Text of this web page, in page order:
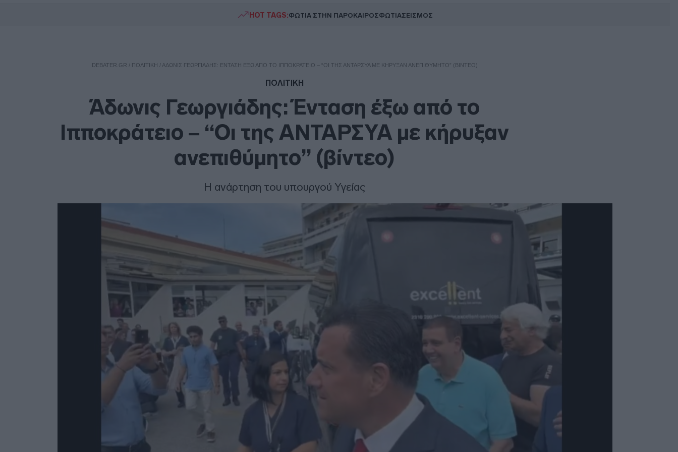
HOT TAGS:ΦΩΤΙΑ ΣΤΗΝ ΠΑΡΟΚΑΙΡΟΣΦΩΤΙΑΣΕΙΣΜΟΣ
DEBATER.GR / ΠΟΛΙΤΙΚΗ /ΆΔΩΝΙΣ ΓΕΩΡΓΙΆΔΗΣ: ΈΝΤΑΣΗ ΈΞΩ ΑΠΌ ΤΟ ΙΠΠΟΚΡΆΤΕΙΟ – “ΟΙ ΤΗΣ ΑΝΤΑΡΣΥΑ ΜΕ ΚΉΡΥΞΑΝ ΑΝΕΠΙΘΎΜΗΤΟ” (ΒΊΝΤΕΟ)
ΠΟΛΙΤΙΚΗ
Άδωνις Γεωργιάδης: Ένταση έξω από το
Ιπποκράτειο – “Οι της ΑΝΤΑΡΣΥΑ με κήρυξαν
ανεπιθύμητο” (βίντεο)
Η ανάρτηση του υπουργού Υγείας